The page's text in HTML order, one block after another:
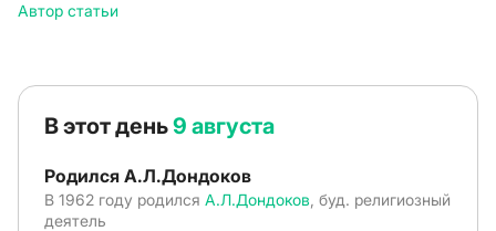
Автор статьи
В этот день9 августа
Родился А.Л.Дондоков
В 1962 году родился А.Л.Дондоков , буд. религиозный
деятель